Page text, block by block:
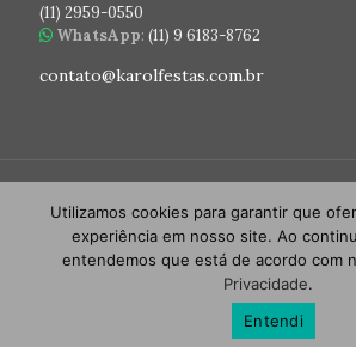
(11) 2959-0550
WhatsApp: (11) 9 6183-8762
contato@karolfestas.com.br
© 2026 Karol Festas. Todos os
Desenvolvido porWSato
Utilizamos cookies para garantir que
experiência em nosso site. Ao
entendemos que está de acordo com
Privacidade.
Entendi